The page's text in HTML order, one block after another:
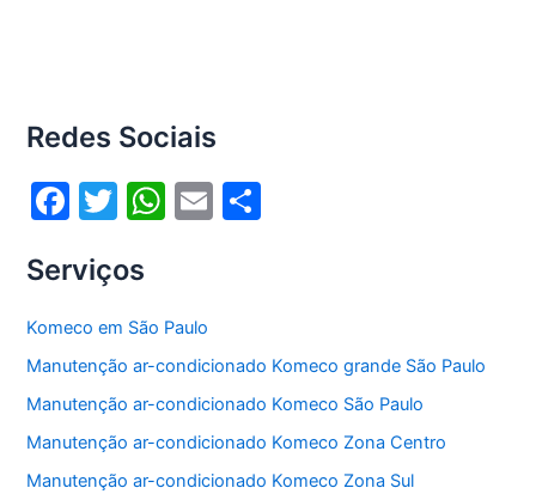
Redes Sociais
F
c
e
b
o
o
k
T
itt
er
W
s
A
p
p
E
Serviços
Komeco em São Paulo
Manutenção ar-condicionado Komeco grande São Paulo
Manutenção ar-condicionado Komeco São Paulo
Manutenção ar-condicionado Komeco Zona Centro
Manutenção ar-condicionado Komeco Zona Sul